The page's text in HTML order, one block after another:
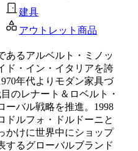
建具
アウトレット商品
あるアルベルト・ミノッ
ド・イン・イタリアを誇
年代よりモダン家具づ
のレナート＆ロベルト・
ーバル戦略を推進。1998
ドルフォ・ドルドーニと
かけに世界中にショップ
するグローバルブランド